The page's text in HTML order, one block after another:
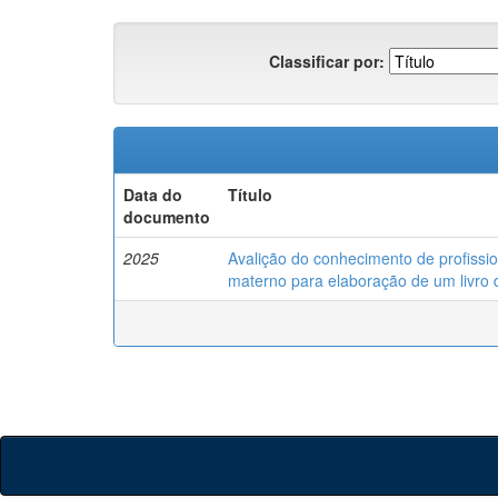
Classificar por:
Data do
documento
Título
2025
Avalição do conhecimento de
materno para elaboração de um livro